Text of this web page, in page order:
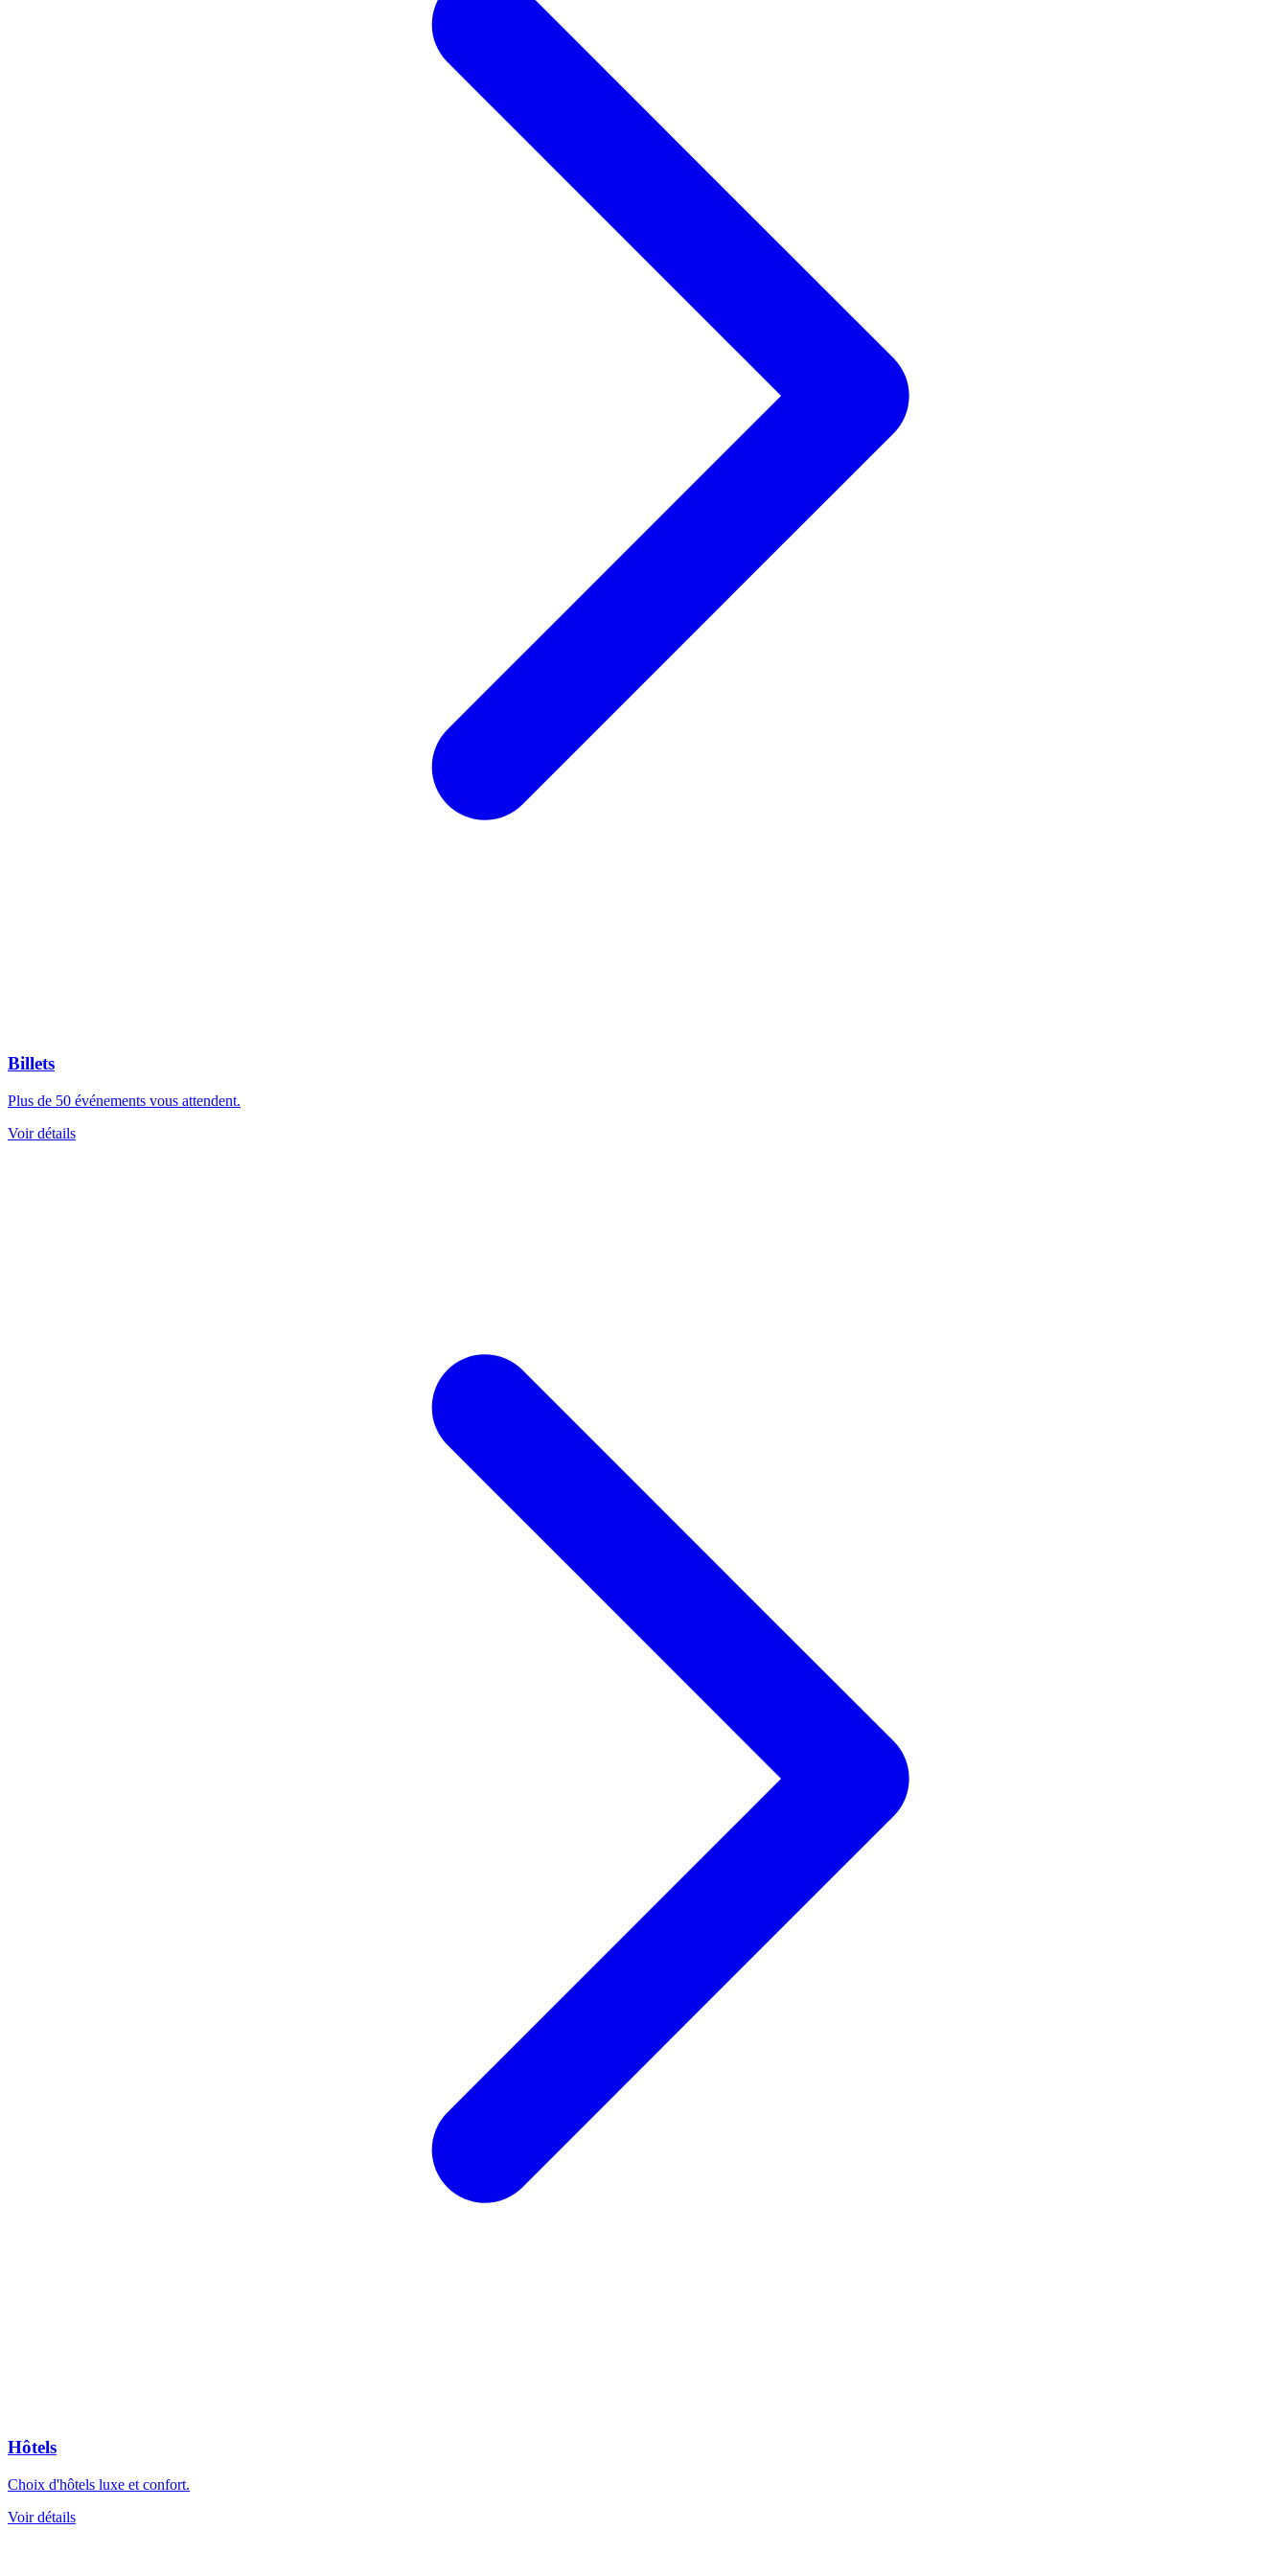
Billets
Plus de 50 événements vous attendent.
Voir détails
Hôtels
Choix d'hôtels luxe et confort.
Voir détails